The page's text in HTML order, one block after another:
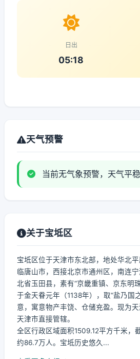
日出
05:18
天气预警
当前无气象预警，天气平稳
关于宝坻区
宝坻区位于天津市东北部，地处华北
临唐山市，西接北京市通州区，南连
北省玉田县，素有“京畿重镇、京东明
于金天眷元年（1138年），取“盐乃国
意，寓意物产丰饶、仓储充盈。现为
天津市直接管辖。
全区行政区域面积1509.12平方千米，
约86.7万人。宝坻历史悠久...